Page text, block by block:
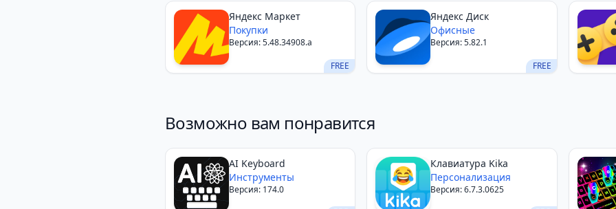
FREE
Яндекс Маркет
Покупки
Версия: 5.48.34908.a
FREE
Яндекс Диск
Офисные
Версия: 5.82.1
Возможно вам понравится
AI Keyboard
Инструменты
Версия: 174.0
Клавиатура Kika
Персонализация
Версия: 6.7.3.0625